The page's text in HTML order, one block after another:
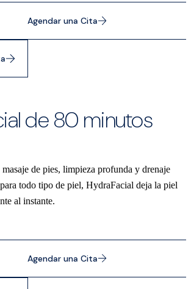
Agendar una Cita
de 80 minutos
de pies, limpieza profunda y drenaje
todo tipo de piel, HydraFacial deja la piel
al instante.
Agendar una Cita